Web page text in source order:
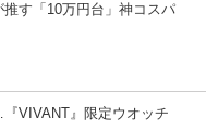
推す「10万円台」神コスパ
VIVANT』限定ウオッチ